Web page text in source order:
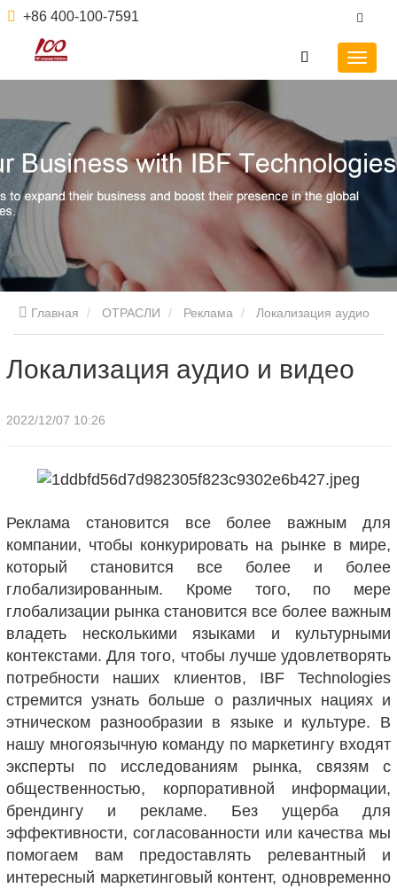
+86 400-100-7591
Главная ОТРАСЛИ Реклама
Локализация аудио и видео
2022/12/07 10:26
Реклама становится все более важным для
компании, чтобы конкурировать на рынке в мире,
который становится все более и более
глобализированным. Кроме того, по мере
глобализации рынка становится все более важным
владеть несколькими языками и культурными
контекстами. Для того, чтобы лучше удовлетворять
потребности наших клиентов, IBF Technologies
стремится узнать больше о различных нациях и
этническом разнообразии в языке и культуре. В
нашу многоязычную команду по маркетингу входят
эксперты по исследованиям рынка, связям с
общественностью, корпоративной информации,
брендингу и рекламе. Без ущерба для
эффективности, согласованности или качества мы
помогаем вам предоставлять релевантный и
интересный маркетинговый контент, одновременно